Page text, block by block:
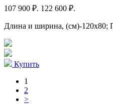
107 900 ₽. 122 600 ₽.
Длина и ширина, (см)-120x80;
Купить
1
2
>